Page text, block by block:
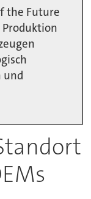
the Future
Produktion
und